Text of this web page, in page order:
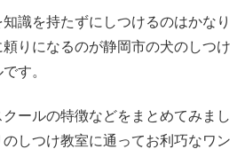
識を持たずにしつけるのはかなり
りになるのが静岡市の犬のしつけ
す。
ールの特徴などをまとめてみまし
しつけ教室に通ってお利巧なワン